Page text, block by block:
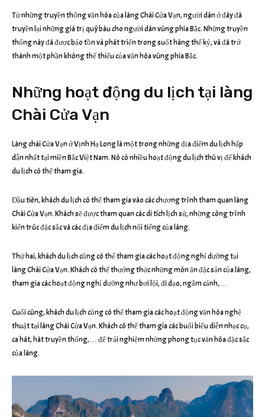
Từ những truyền thống văn hóa của làng Chài Cửa Vạn, người dân ở đây đã
truyền lại những giá trị quý báu cho người dân vùng phía Bắc. Những truyền
thống này đã được bảo tồn và phát triển trong suốt hàng thế kỷ, và đã trở
thành một phần không thể thiếu của văn hóa vùng phía Bắc.
Những hoạt động du lịch tại làng
Chài Cửa Vạn
Làng chài Cửa Vạn ở Vịnh Hạ Long là một trong những địa điểm du lịch hấp
dẫn nhất tại miền Bắc Việt Nam. Nó có nhiều hoạt động du lịch thú vị để khách
du lịch có thể tham gia.
Đầu tiên, khách du lịch có thể tham gia vào các chương trình tham quan làng
Chài Cửa Vạn. Khách sẽ được tham quan các di tích lịch sử, những công trình
kiến trúc đặc sắc và các địa điểm du lịch nổi tiếng của làng.
Thứ hai, khách du lịch cũng có thể tham gia các hoạt động nghỉ dưỡng tại
làng Chài Cửa Vạn. Khách có thể thưởng thức những món ăn đặc sản của làng,
tham gia các hoạt động nghỉ dưỡng như bơi lội, đi dạo, ngắm cảnh,…
Cuối cùng, khách du lịch cũng có thể tham gia các hoạt động văn hóa nghệ
thuật tại làng Chài Cửa Vạn. Khách có thể tham gia các buổi biểu diễn nhạc cụ,
ca hát, hát truyền thống,… để trải nghiệm những phong tục văn hóa đặc sắc
của làng.